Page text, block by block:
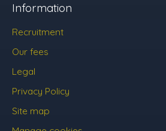
Information
Recruitment
Our fees
Legal
Privacy Policy
Site map